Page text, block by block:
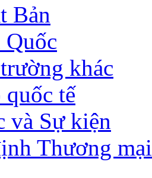
Bản
Quốc
khác
tế
và Sự kiện
Thương